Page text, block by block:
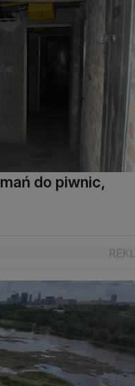
do piwnic,